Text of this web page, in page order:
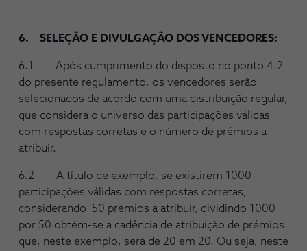
6. SELEÇÃO E DIVULGAÇÃO DOS VENCEDORES:
6.1 Após cumprimento do disposto no ponto 4.2
do presente regulamento, os vencedores serão
selecionados de acordo com uma distribuição regular,
que considera o universo das participações válidas
com respostas corretas e o número de prémios a
atribuir.
6.2 A título de exemplo, se existirem 1000
participações válidas com respostas corretas,
considerando 50 prémios a atribuir, dividindo 1000
por 50 obtém-se a cadência de atribuição de prémios
que, neste exemplo, será de 20 em 20. Ou seja, neste